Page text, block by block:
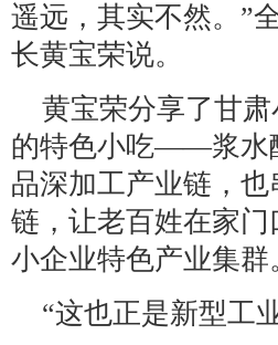
遥远，其实不然。”
长黄宝荣说。
黄宝荣分享了甘
的特色小吃——浆水
品深加工产业链，
链，让老百姓在家
小企业特色产业集群
“这也正是新型工